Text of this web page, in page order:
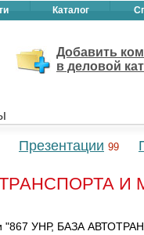
Каталог
Добавить
в деловой
Презентации 99
"867 УНР, БАЗА